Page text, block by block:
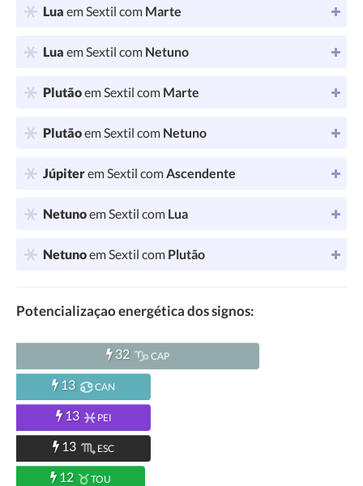
Lua em Sextil com Marte
Lua em Sextil com Netuno
Plutãoem Sextil com Marte
Plutãoem Sextil com Netuno
Júpiterem Sextil comAscendente
Netunoem Sextil com Lua
Netunoem Sextil com Plutão
Potencializaçao energética dos signos:
32 CAP
13 CAN
13 PEI
13 ESC
12 TOU